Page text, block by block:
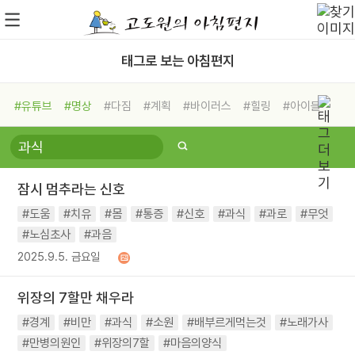
태그로 보는 아침편지
#유튜브 #명상 #다짐 #계획 #바이러스 #힐링
#아이들
#비전캠프
#독서캠프 #삶
#희망
#나눔 #친구 #링컨학교
#독서
#건강 #면역력
잠시 멈추라는 신호
#도움 #치유 #몸 #통증 #신호 #과식 #과로
#무엇
#노심초사
#과음
2025.9.5. 금요일
위장의 7할만 채우라
#경계 #비만 #과식 #소원 #배부르게먹는것
#노래가사
#만병의원인
#위장의7할 #마음의양식